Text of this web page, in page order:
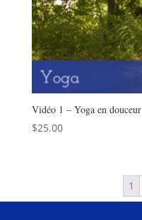
Vidéo 1 – Yoga en douceur
$25.00
1